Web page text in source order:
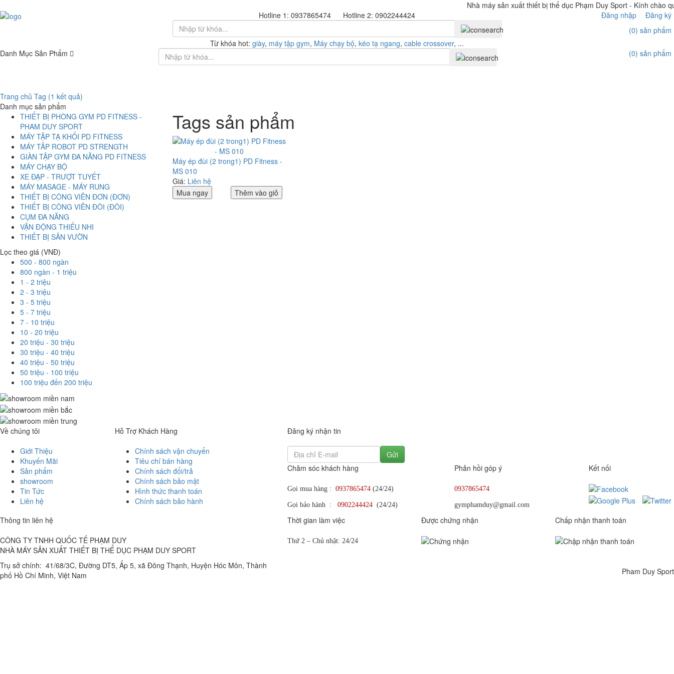
Nhà máy sản xuất thiết bị thể dục Phạm Duy Sport - Kính chào quý
Hotline 1: 0937865474 Hotline 2: 0902244424
Từ khóa hot: giày, máy tập gym, Máy chạy bộ, kéo tạ ngang, cable crossover, ...
Đăng nhập
Đăng ký
(0) sản phẩm
Danh Mục Sản Phẩm (0) sản phẩm
Trang chủ Tag (1 kết quả)
Danh mục sản phẩm
THIẾT BỊ PHÒNG GYM PD FITNESS -
PHAM DUY SPORT
MÁY TẬP TẠ KHỐI PD FITNESS
MÁY TÂP ROBOT PD STRENGTH
GIÀN TẬP GYM ĐA NĂNG PD FITNESS
MÁY CHẠY BỘ
XE ĐẠP - TRƯỢT TUYẾT
MÁY MASAGE - MÁY RUNG
THIẾT BỊ CÔNG VIÊN ĐƠN (ĐƠN)
THIẾT BỊ CÔNG VIÊN ĐÔI (ĐÔI)
CỤM ĐA NĂNG
VẬN ĐỘNG THIẾU NHI
THIẾT BỊ SÂN VƯỜN
Lọc theo giá (VNĐ)
500 - 800 ngàn
800 ngàn - 1 triệu
1 - 2 triệu
2 - 3 triệu
3 - 5 triệu
5 - 7 triệu
7 - 10 triệu
10 - 20 triệu
20 triệu - 30 triệu
30 triệu - 40 triệu
40 triệu - 50 triệu
50 triệu - 100 triệu
100 triệu đến 200 triệu
Tags sản phẩm
Máy ép đùi (2 trong1) PD Fitness -
MS 010
Giá: Liên hệ
Mua ngay
Thêm vào giỏ
Về chúng tôi
Giới Thiệu
Khuyến Mãi
Sản phẩm
showroom
Tin Tức
Liên hệ
Hỗ Trợ Khách Hàng
Chính sách vận chuyển
Tiêu chí bán hàng
Chính sách đổi/trả
Chính sách bảo mật
Hình thức thanh toán
Chính sách bảo hành
Đăng ký nhận tin
Gửi
Chăm sóc khách hàng
Gọi mua hàng : 0937865474 (24/24)
Gọi bảo hành : 0902244424 (24/24)
Phản hồi góp ý
0937865474
gymphamduy@gmail.com
Kết nối
Thông tin liên hệ
CÔNG TY TNHH QUỐC TẾ PHẠM DUY
NHÀ MÁY SẢN XUẤT THIẾT BỊ THỂ DỤC PHẠM DUY SPORT
Trụ sở chính: 41/68/3C, Đường DT5, Ấp 5, xã Đông Thạnh, Huyện Hóc Môn, Thành
phố Hồ Chí Minh, Việt Nam
Thời gian làm việc
Thứ 2 – Chủ nhật: 24/24
Được chứng nhận Chấp nhận thanh toán
Pham Duy Sport